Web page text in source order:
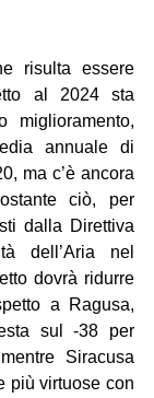
risulta essere
al 2024 sta
miglioramento,
annuale di
ma c’è ancora
ciò, per
dalla Direttiva
dell’Aria nel
dovrà ridurre
a Ragusa,
sul -38 per
Siracusa
più virtuose con